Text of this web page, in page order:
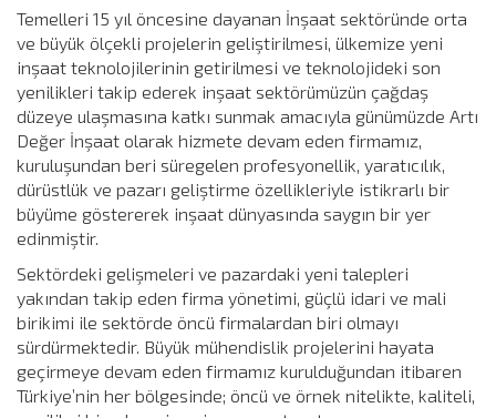
Temelleri 15 yıl öncesine dayanan İnşaat sektöründe orta
ve büyük ölçekli projelerin geliştirilmesi, ülkemize yeni
inşaat teknolojilerinin getirilmesi ve teknolojideki son
yenilikleri takip ederek inşaat sektörümüzün çağdaş
düzeye ulaşmasına katkı sunmak amacıyla günümüzde Artı
Değer İnşaat olarak hizmete devam eden firmamız,
kuruluşundan beri süregelen profesyonellik, yaratıcılık,
dürüstlük ve pazarı geliştirme özellikleriyle istikrarlı bir
büyüme göstererek inşaat dünyasında saygın bir yer
edinmiştir.
Sektördeki gelişmeleri ve pazardaki yeni talepleri
yakından takip eden firma yönetimi, güçlü idari ve mali
birikimi ile sektörde öncü firmalardan biri olmayı
sürdürmektedir. Büyük mühendislik projelerini hayata
geçirmeye devam eden firmamız kurulduğundan itibaren
Türkiye’nin her bölgesinde; öncü ve örnek nitelikte, kaliteli,